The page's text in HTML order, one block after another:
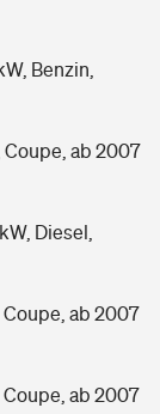
Benzin,
Coupe, ab 2007
Diesel,
Coupe, ab 2007
Coupe, ab 2007